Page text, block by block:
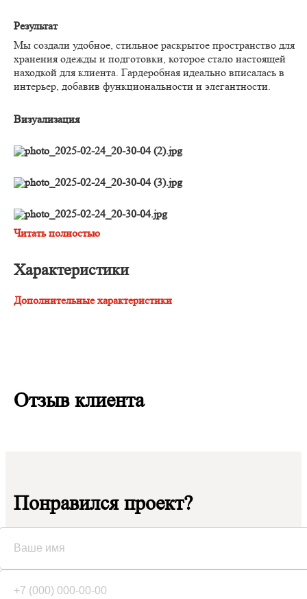
Результат
Мы создали удобное, стильное раскрытое пространство для
хранения одежды и подготовки, которое стало настоящей
находкой для клиента. Гардеробная идеально вписалась в
интерьер, добавив функциональности и элегантности.
Визуализация
Читать полностью
Характеристики
Дополнительные характеристики
Отзыв клиента
Понравился проект?